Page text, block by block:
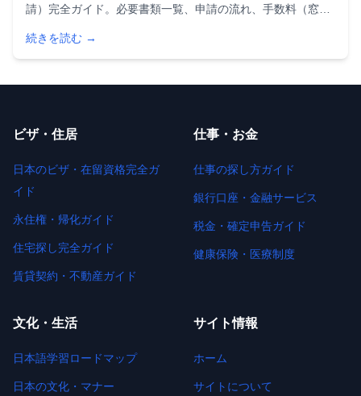
請）完全ガイド。必要書類一覧、申請の流れ、手数料（窓口
不許可理由と対策まで2025年の最新情報をわかりやすく解説
します。初めての更新でも安心。
続きを読む →
ビザ・住居
日本のビザ・在留資格完全ガ
イド
永住権・帰化ガイド
住宅探し完全ガイド
賃貸契約・不動産ガイド
仕事・お金
仕事の探し方ガイド
銀行口座・金融サービス
税金・確定申告ガイド
健康保険・医療制度
文化・生活
日本語学習ロードマップ
日本の文化・マナー
サイト情報
ホーム
サイトについて